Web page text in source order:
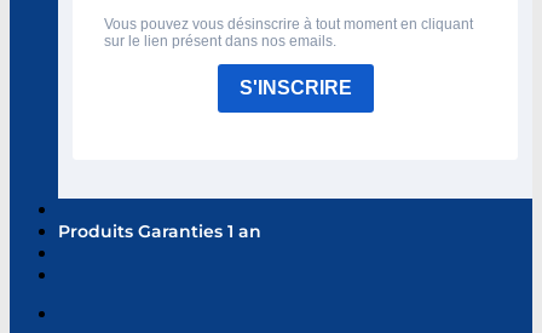
Vous pouvez vous désinscrire à tout moment en cliquant
sur le lien présent dans nos emails.
S'INSCRIRE
Produits Garanties 1 an